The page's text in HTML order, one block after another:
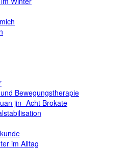
Bewegungstherapie
jin- Acht Brokate
im Alltag